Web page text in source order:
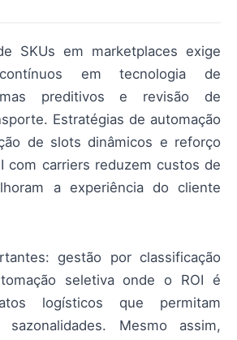
SKUs em marketplaces exige
em tecnologia de
preditivos e revisão de
Estratégias de automação
de slots dinâmicos e reforço
com carriers reduzem custos de
a experiência do cliente
gestão por classificação
seletiva onde o ROI é
logísticos que permitam
sazonalidades. Mesmo assim,